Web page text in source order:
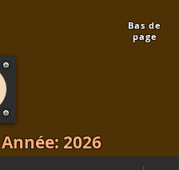
Bas de
page
Année: 2026